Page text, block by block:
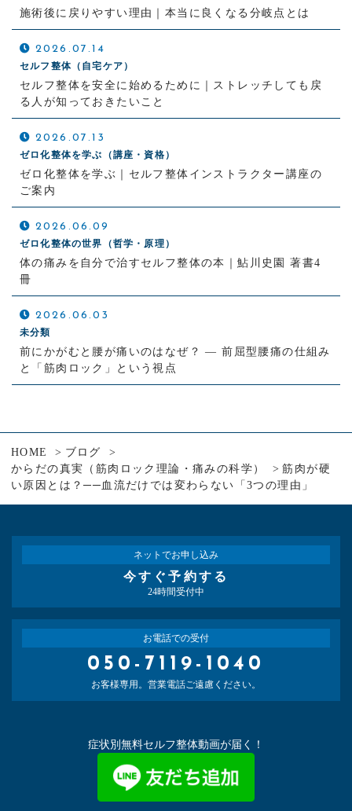
施術後に戻りやすい理由｜本当に良くなる分岐点とは
2026.07.14
セルフ整体（自宅ケア）
セルフ整体を安全に始めるために｜ストレッチしても戻
る人が知っておきたいこと
2026.07.13
ゼロ化整体を学ぶ（講座・資格）
ゼロ化整体を学ぶ｜セルフ整体インストラクター講座の
ご案内
2026.06.09
ゼロ化整体の世界（哲学・原理）
体の痛みを自分で治すセルフ整体の本｜鮎川史園 著書4
冊
2026.06.03
未分類
前にかがむと腰が痛いのはなぜ？ ― 前屈型腰痛の仕組み
と「筋肉ロック」という視点
HOME
ブログ
からだの真実（筋肉ロック理論・痛みの科学）
筋肉が硬
い原因とは？──血流だけでは変わらない「3つの理由」
ネットでお申し込み
今すぐ予約する
24時間受付中
お電話での受付
050-7119-1040
お客様専用。営業電話ご遠慮ください。
症状別無料セルフ整体動画が届く！